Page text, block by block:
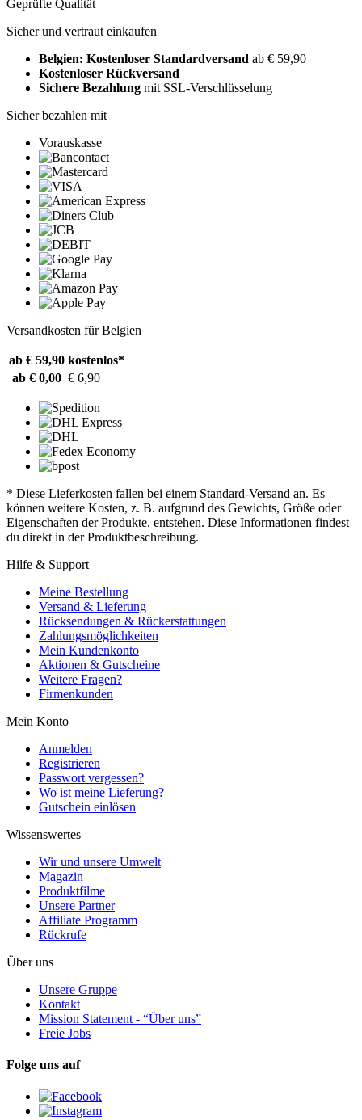
Geprüfte Qualität
Sicher und vertraut einkaufen
Belgien: Kostenloser Standardversand ab € 59,90
Kostenloser Rückversand
Sichere Bezahlung mit SSL-Verschlüsselung
Sicher bezahlen mit
Vorauskasse
Versandkosten für Belgien
ab € 59,90 kostenlos*
ab € 0,00 € 6,90
* Diese Lieferkosten fallen bei einem Standard-Versand an. Es
können weitere Kosten, z. B. aufgrund des Gewichts, Größe oder
Eigenschaften der Produkte, entstehen. Diese Informationen findest
du direkt in der Produktbeschreibung.
Hilfe & Support
Meine Bestellung
Versand & Lieferung
Rücksendungen & Rückerstattungen
Zahlungsmöglichkeiten
Mein Kundenkonto
Aktionen & Gutscheine
Weitere Fragen?
Firmenkunden
Mein Konto
Anmelden
Registrieren
Passwort vergessen?
Wo ist meine Lieferung?
Gutschein einlösen
Wissenswertes
Wir und unsere Umwelt
Magazin
Produktfilme
Unsere Partner
Affiliate Programm
Rückrufe
Über uns
Unsere Gruppe
Kontakt
Mission Statement - “Über uns”
Freie Jobs
Folge uns auf